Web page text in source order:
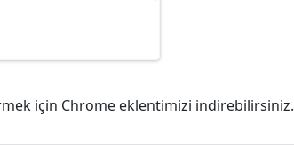
için Chrome eklentimizi indirebilirsiniz.